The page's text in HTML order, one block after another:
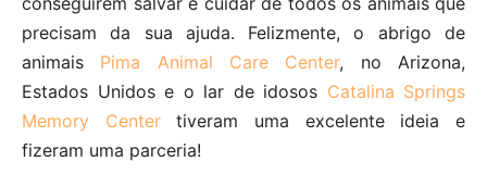
precisam da sua ajuda. Felizmente, o abrigo de
animais Pima Animal Care Center, no Arizona,
Estados Unidos e o lar de idosos Catalina Springs
Memory Centertiveram uma excelente ideia e
fizeram uma parceria!